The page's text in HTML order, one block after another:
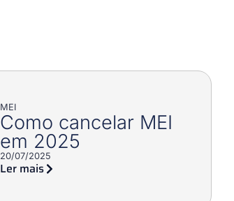
MEI
Como cancelar MEI
em 2025
20/07/2025
Ler mais